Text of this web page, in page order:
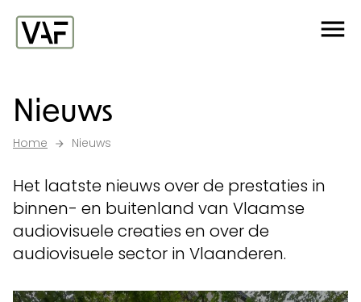
Ga verder naar de inhoud
Nieuws
Home Nieuws
Het laatste nieuws over de prestaties in
binnen- en buitenland van Vlaamse
audiovisuele creaties en over de
audiovisuele sector in Vlaanderen.